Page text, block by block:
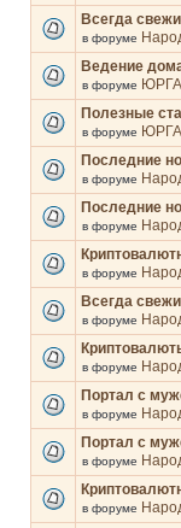
Всегда
в форуме
Ведение
в форуме
Полезные
в форуме
Последние
в форуме
Последние
в форуме
в форуме
Всегда
в форуме
в форуме
Портал с
в форуме
Портал с
в форуме
в форуме